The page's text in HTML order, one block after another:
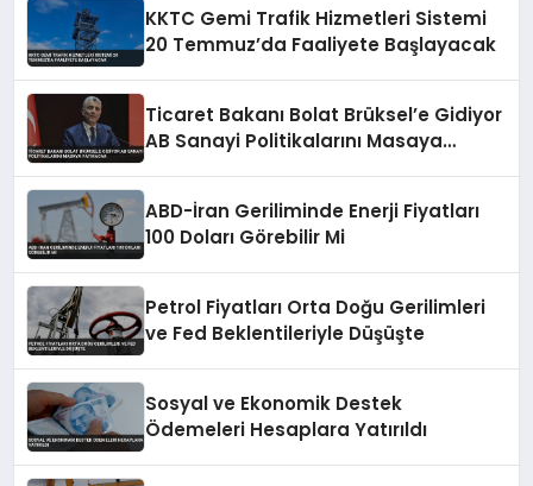
KKTC Gemi Trafik Hizmetleri Sistemi
20 Temmuz’da Faaliyete Başlayacak
Ticaret Bakanı Bolat Brüksel’e Gidiyor
AB Sanayi Politikalarını Masaya
ABD-İran Geriliminde Enerji Fiyatları
100 Doları Görebilir Mi
Petrol Fiyatları Orta Doğu Gerilimleri
ve Fed Beklentileriyle Düşüşte
Sosyal ve Ekonomik Destek
Ödemeleri Hesaplara Yatırıldı